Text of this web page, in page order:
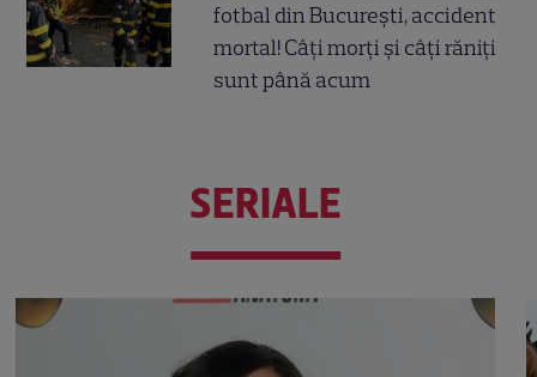
fotbal din București, accident
mortal! Câți morți și câți răniți
sunt până acum
SERIALE